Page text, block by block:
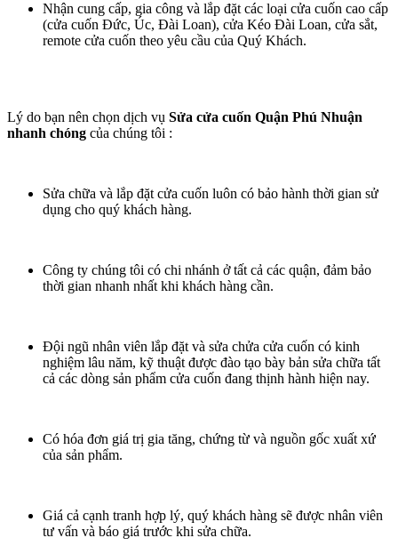
Nhận cung cấp, gia công và lắp đặt các loại cửa cuốn cao cấp
(cửa cuốn Đức, Úc, Đài Loan), cửa Kéo Đài Loan, cửa sắt,
remote cửa cuốn theo yêu cầu của Quý Khách.
Lý do bạn nên chọn dịch vụ Sửa cửa cuốn Quận Phú Nhuận
nhanh chóng của chúng tôi :
Sửa chữa và lắp đặt cửa cuốn luôn có bảo hành thời gian sử
dụng cho quý khách hàng.
Công ty chúng tôi có chi nhánh ở tất cả các quận, đảm bảo
thời gian nhanh nhất khi khách hàng cần.
Đội ngũ nhân viên lắp đặt và sửa chửa cửa cuốn có kinh
nghiệm lâu năm, kỹ thuật được đào tạo bày bản sửa chữa tất
cả các dòng sản phẩm cửa cuốn đang thịnh hành hiện nay.
Có hóa đơn giá trị gia tăng, chứng từ và nguồn gốc xuất xứ
của sản phẩm.
Giá cả cạnh tranh hợp lý, quý khách hàng sẽ được nhân viên
tư vấn và báo giá trước khi sửa chữa.